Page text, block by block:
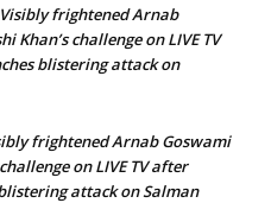
Visibly frightened Arnab
Khan’s challenge on LIVE TV
blistering attack on
frightened Arnab Goswami
on LIVE TV after
attack on Salman